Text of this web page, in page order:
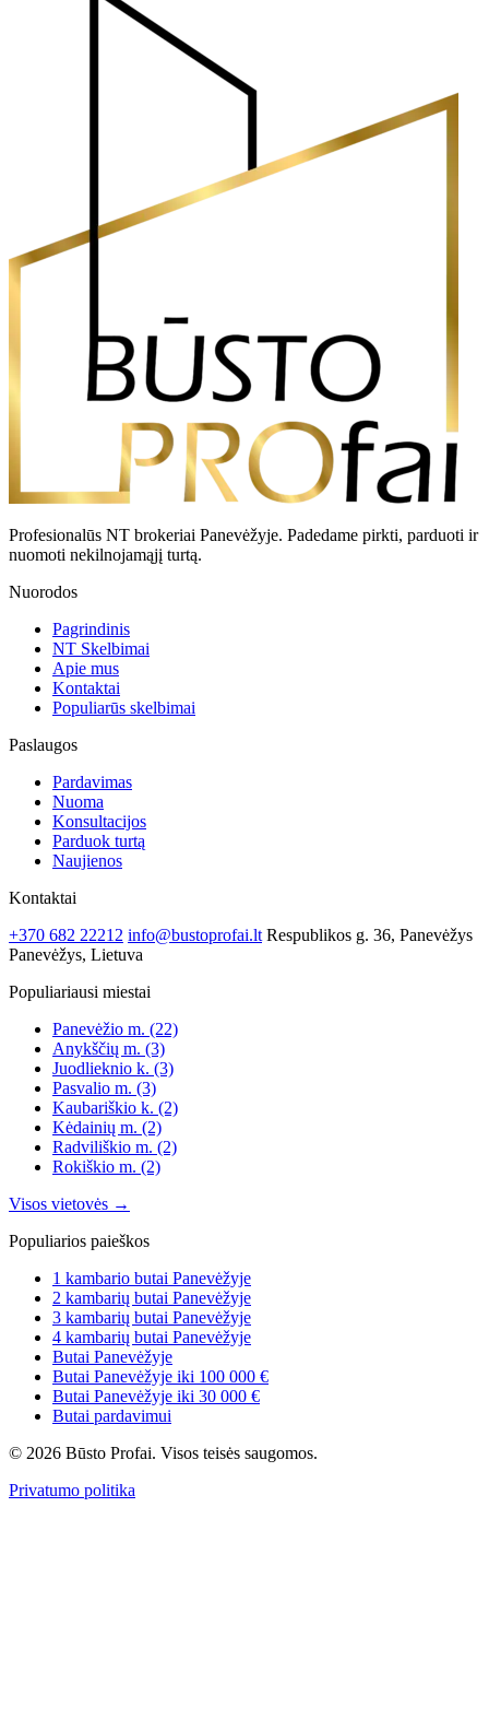
Profesionalūs NT brokeriai Panevėžyje. Padedame pirkti, parduoti ir
nuomoti nekilnojamąjį turtą.
Nuorodos
Pagrindinis
NT Skelbimai
Apie mus
Kontaktai
Populiarūs skelbimai
Paslaugos
Pardavimas
Nuoma
Konsultacijos
Parduok turtą
Naujienos
Kontaktai
+370 682 22212 info@bustoprofai.lt Respublikos g. 36, Panevėžys
Panevėžys, Lietuva
Populiariausi miestai
Panevėžio m. (22)
Anykščių m. (3)
Juodlieknio k. (3)
Pasvalio m. (3)
Kaubariškio k. (2)
Kėdainių m. (2)
Radviliškio m. (2)
Rokiškio m. (2)
Visos vietovės →
Populiarios paieškos
1 kambario butai Panevėžyje
2 kambarių butai Panevėžyje
3 kambarių butai Panevėžyje
4 kambarių butai Panevėžyje
Butai Panevėžyje
Butai Panevėžyje iki 100 000 €
Butai Panevėžyje iki 30 000 €
Butai pardavimui
© 2026 Būsto Profai. Visos teisės saugomos.
Privatumo politika